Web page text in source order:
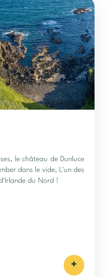
le château de Dunluce
dans le vide, L'un des
du Nord !
+